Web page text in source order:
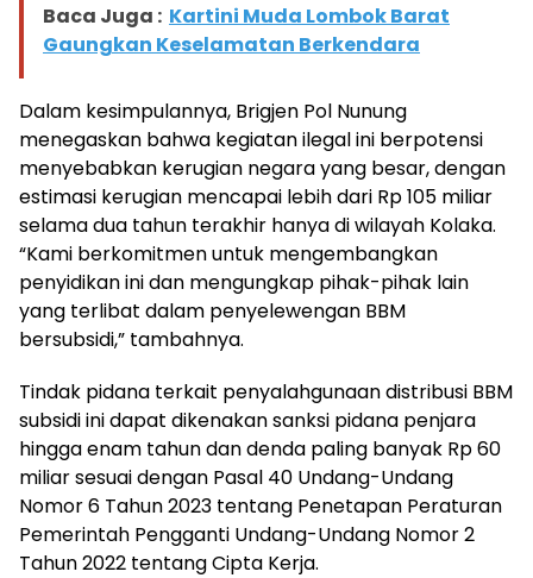
Baca Juga : Kartini Muda Lombok Barat
Gaungkan Keselamatan Berkendara
Dalam kesimpulannya, Brigjen Pol Nunung
menegaskan bahwa kegiatan ilegal ini berpotensi
menyebabkan kerugian negara yang besar, dengan
estimasi kerugian mencapai lebih dari Rp 105 miliar
selama dua tahun terakhir hanya di wilayah Kolaka.
“Kami berkomitmen untuk mengembangkan
penyidikan ini dan mengungkap pihak-pihak lain
yang terlibat dalam penyelewengan BBM
bersubsidi,” tambahnya.
Tindak pidana terkait penyalahgunaan distribusi BBM
subsidi ini dapat dikenakan sanksi pidana penjara
hingga enam tahun dan denda paling banyak Rp 60
miliar sesuai dengan Pasal 40 Undang-Undang
Nomor 6 Tahun 2023 tentang Penetapan Peraturan
Pemerintah Pengganti Undang-Undang Nomor 2
Tahun 2022 tentang Cipta Kerja.